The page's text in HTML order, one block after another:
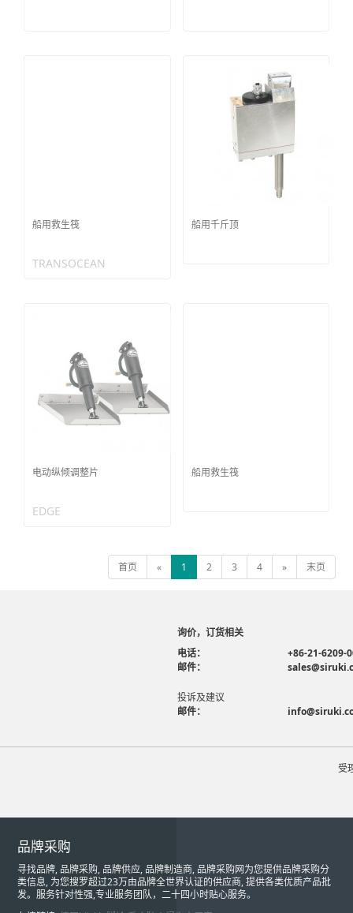
船用救生筏
TRANSOCEAN
船用千斤顶
电动纵倾调整片
EDGE
船用救生筏
首页 « 1 2 3 4 » 末页
询价，订货相关
电话：
+86-21-6209-
邮件：
投诉及建议
邮件：
受
品牌采购
寻找品牌, 品牌采购, 品牌供应, 品牌制造商, 品牌采购网为您提供品牌采购分
类信息, 为您搜罗超过23万由品牌全世界认证的供应商, 提供各类优质产品批
发。服务针对性强,专业服务团队，二十四小时贴心服务。